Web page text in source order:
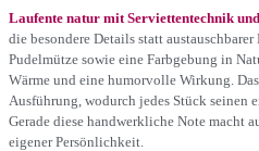
Laufente natur mit Serviettentechnik
die besondere Details statt
Pudelmütze sowie eine Farbgebung in
Wärme und eine humorvolle Wirkung.
Ausführung, wodurch jedes Stück seinen
Gerade diese handwerkliche Note macht
eigener Persönlichkeit.